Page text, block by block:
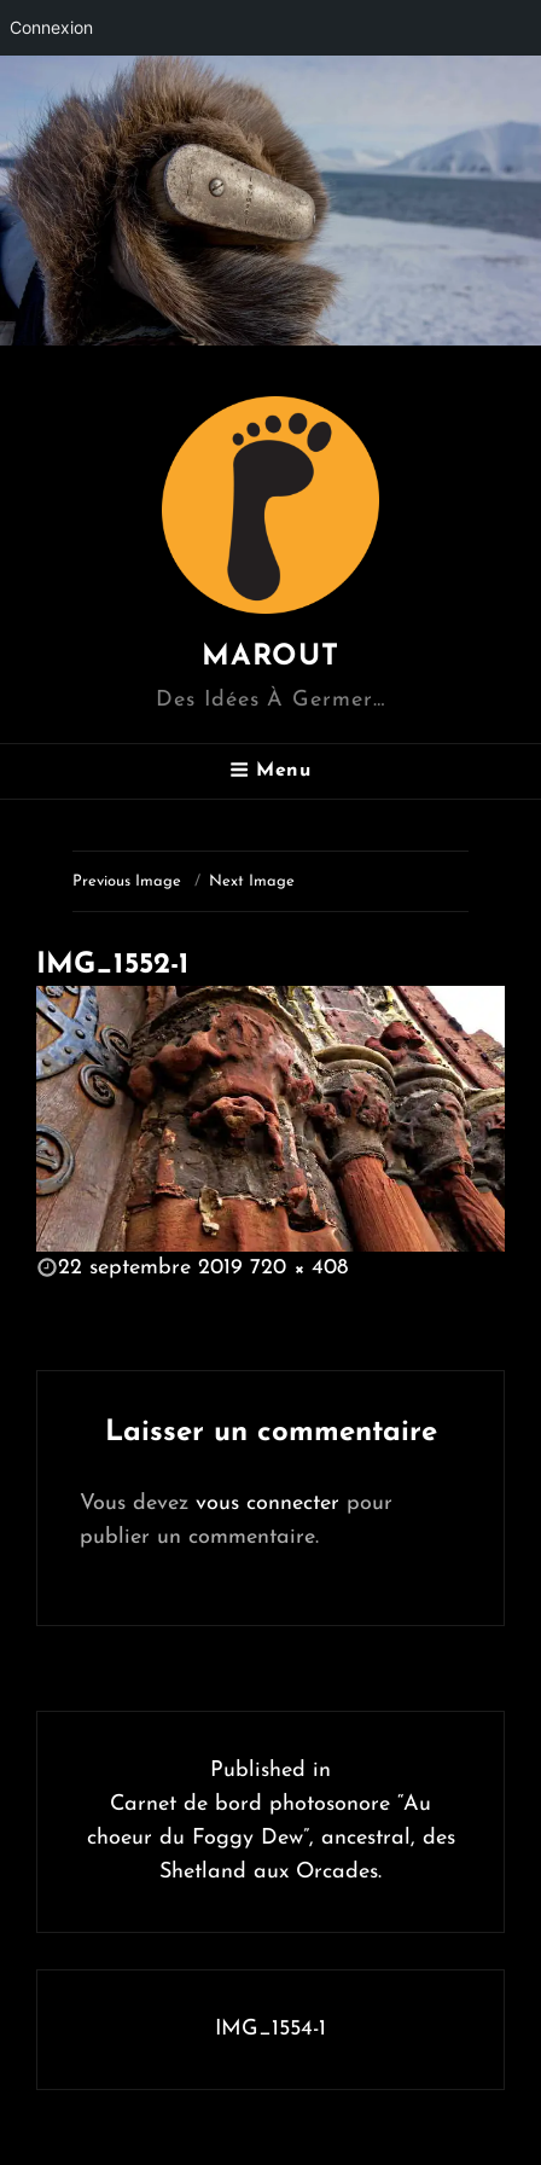
Connexion
MAROUT
Des Idées À Germer…
Menu
Previous Image Next Image
IMG_1552-1
POSTED
22 septembre 2019 720 × 408
Laisser un commentaire
Vous devez vous connecter pour
publier un commentaire.
l’article
Published in
Carnet de bord photosonore “Au
choeur du Foggy Dew”, ancestral, des
Shetland aux Orcades.
IMG_1554-1